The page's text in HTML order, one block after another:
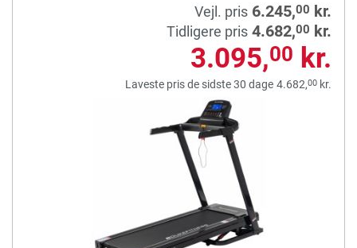
Vejl. pris 6.245,00 kr.
Tidligere pris 4.682,00 kr.
3.095,00 kr.
Laveste pris de sidste 30 dage 4.682,00 kr.